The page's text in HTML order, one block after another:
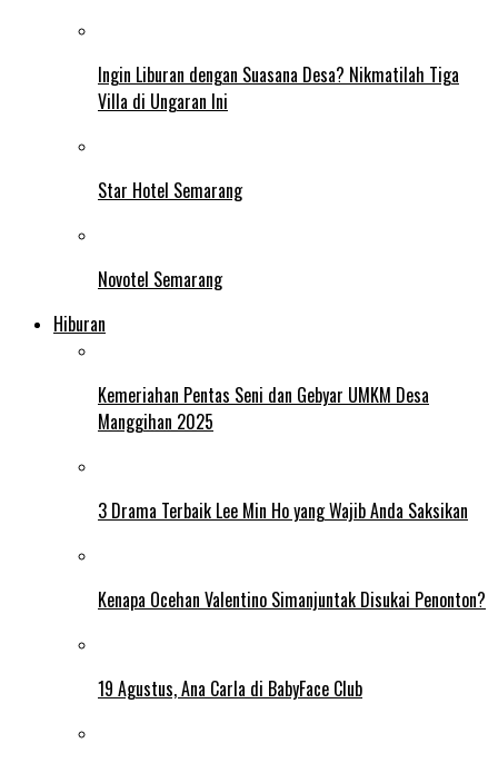
Ingin Liburan dengan Suasana Desa? Nikmatilah Tiga
Villa di Ungaran Ini
Star Hotel Semarang
Novotel Semarang
Hiburan
Kemeriahan Pentas Seni dan Gebyar UMKM Desa
Manggihan 2025
3 Drama Terbaik Lee Min Ho yang Wajib Anda Saksikan
Kenapa Ocehan Valentino Simanjuntak Disukai Penonton?
19 Agustus, Ana Carla di BabyFace Club